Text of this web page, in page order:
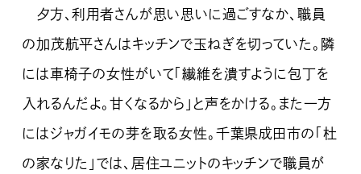
夕方、利用者さんが思い思いに過ごすなか、職員
の加茂航平さんはキッチンで玉ねぎを切っていた。隣
には車椅子の女性がいて「繊維を潰すように包丁を
入れるんだよ。甘くなるから」と声をかける。また一方
にはジャガイモの芽を取る女性。千葉県成田市の「杜
の家なりた」では、居住ユニットのキッチンで職員が